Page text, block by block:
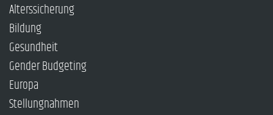
Alterssicherung
Bildung
Gesundheit
Gender Budgeting
Europa
Stellungnahmen